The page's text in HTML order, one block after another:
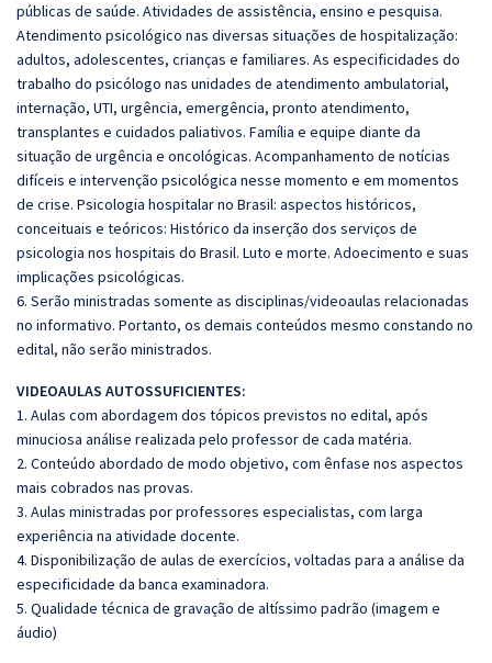
públicas de saúde. Atividades de assistência, ensino e pesquisa.
Atendimento psicológico nas diversas situações de hospitalização:
adultos, adolescentes, crianças e familiares. As especificidades do
trabalho do psicólogo nas unidades de atendimento ambulatorial,
internação, UTI, urgência, emergência, pronto atendimento,
transplantes e cuidados paliativos. Família e equipe diante da
situação de urgência e oncológicas. Acompanhamento de notícias
difíceis e intervenção psicológica nesse momento e em momentos
de crise. Psicologia hospitalar no Brasil: aspectos históricos,
conceituais e teóricos: Histórico da inserção dos serviços de
psicologia nos hospitais do Brasil. Luto e morte. Adoecimento e suas
implicações psicológicas.
6. Serão ministradas somente as disciplinas/videoaulas relacionadas
no informativo. Portanto, os demais conteúdos mesmo constando no
edital, não serão ministrados.
VIDEOAULAS AUTOSSUFICIENTES:
1. Aulas com abordagem dos tópicos previstos no edital, após
minuciosa análise realizada pelo professor de cada matéria.
2. Conteúdo abordado de modo objetivo, com ênfase nos aspectos
mais cobrados nas provas.
3. Aulas ministradas por professores especialistas, com larga
experiência na atividade docente.
4. Disponibilização de aulas de exercícios, voltadas para a análise da
especificidade da banca examinadora.
5. Qualidade técnica de gravação de altíssimo padrão (imagem e
áudio)